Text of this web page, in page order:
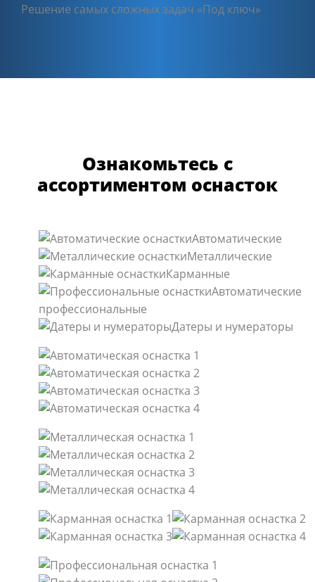
Решение самых сложных задач «Под ключ»
Ознакомьтесь с
ассортиментом оснасток
Автоматические
Металлические
Карманные
Автоматические
профессиональные
Датеры и нумераторы